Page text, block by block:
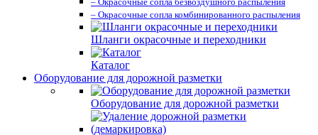
– Окрасочные сопла комбинированного распыления
Шланги окрасочные и переходники
Каталог
Оборудование для дорожной разметки
Оборудование для дорожной разметки